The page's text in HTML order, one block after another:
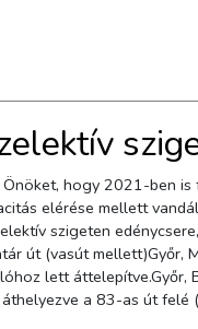
elérése mellett
szigeten
út (vasút mellett)Győr,
lett
a 83-as út felé